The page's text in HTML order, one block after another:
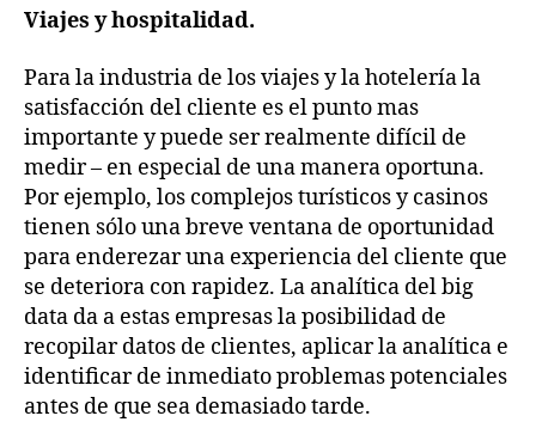
Viajes y hospitalidad.
Para la industria de los viajes y la hotelería la
satisfacción del cliente es el punto mas
importante y puede ser realmente difícil de
medir – en especial de una manera oportuna.
Por ejemplo, los complejos turísticos y casinos
tienen sólo una breve ventana de oportunidad
para enderezar una experiencia del cliente que
se deteriora con rapidez. La analítica del big
data da a estas empresas la posibilidad de
recopilar datos de clientes, aplicar la analítica e
identificar de inmediato problemas potenciales
antes de que sea demasiado tarde.